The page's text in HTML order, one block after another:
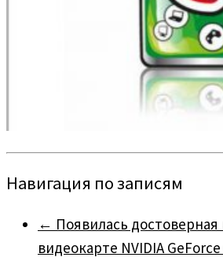
Навигация по записям
← Появилась
видеокарте NVIDIA GeForce